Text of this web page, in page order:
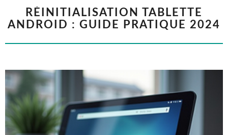
RÉINITIALISATION TABLETTE
ANDROID : GUIDE PRATIQUE 2024